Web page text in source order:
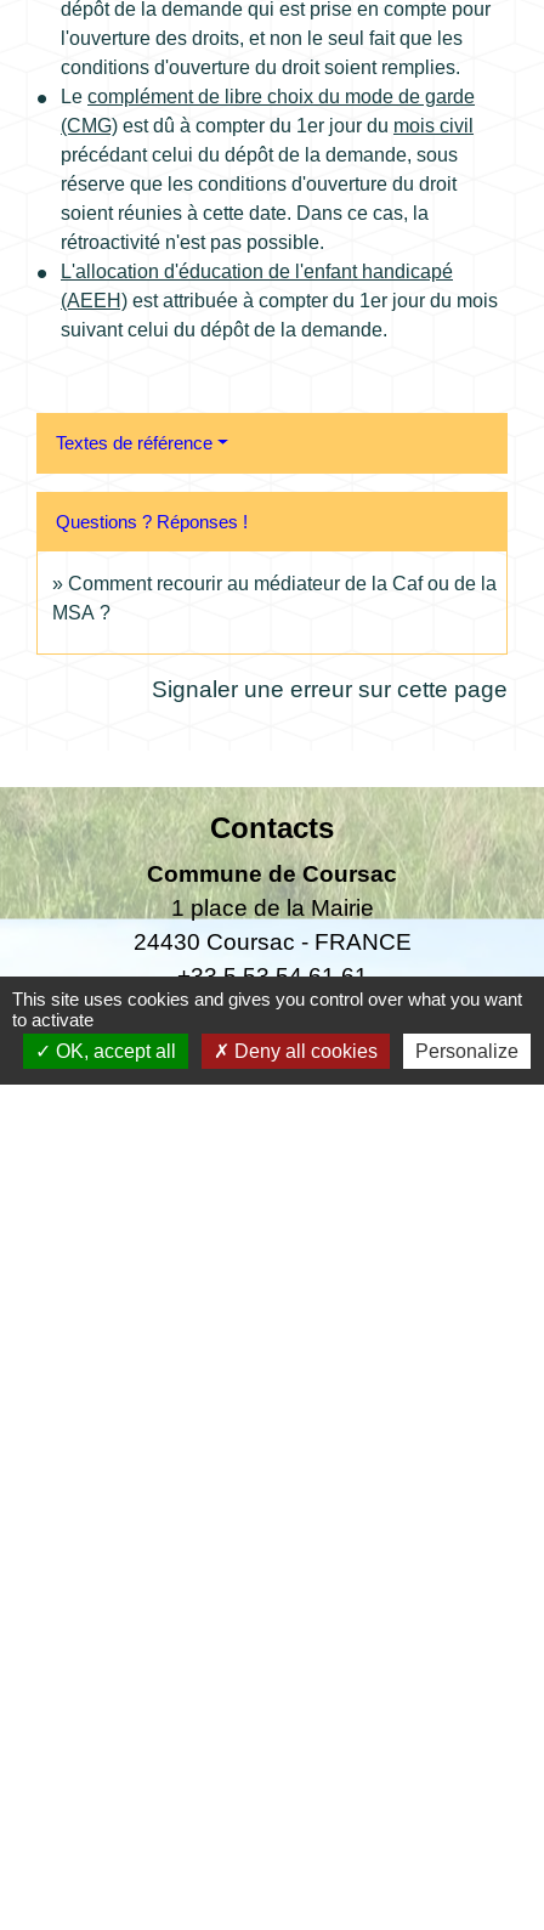
dépôt de la demande qui est prise en compte pour
l'ouverture des droits, et non le seul fait que les
conditions d'ouverture du droit soient remplies.
Le complément de libre choix du mode de garde
(CMG) est dû à compter du 1er jour du mois civil
précédant celui du dépôt de la demande, sous
réserve que les conditions d'ouverture du droit
soient réunies à cette date. Dans ce cas, la
rétroactivité n'est pas possible.
L'allocation d'éducation de l'enfant handicapé
(AEEH) est attribuée à compter du 1er jour du mois
suivant celui du dépôt de la demande.
Textes de référence
Questions ? Réponses !
Comment recourir au médiateur de la Caf ou de la
MSA ?
Signaler une erreur sur cette page
Contacts
Commune de Coursac
1 place de la Mairie
24430 Coursac - FRANCE
+33 5 53 54 61 61
Téléphone pour les urgences uniquement en
dehors des horaires d'ouverture de la mairie
This site uses cookies and gives you control over what you want
to activate
OK, accept all
Deny all cookies Personalize